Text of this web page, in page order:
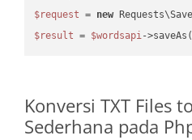
$request = new
$result = $wordsapi->saveAs(
Konversi TXT Files
Sederhana pada